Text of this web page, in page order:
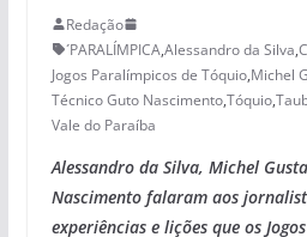
Redação
´PARALÍMPICA,Alessandro da Silva,
Jogos Paralímpicos de Tóquio,Michel
Técnico Guto Nascimento,Tóquio,
Vale do Paraíba
Alessandro da Silva, Michel
Nascimento falaram aos
experiências e lições que os